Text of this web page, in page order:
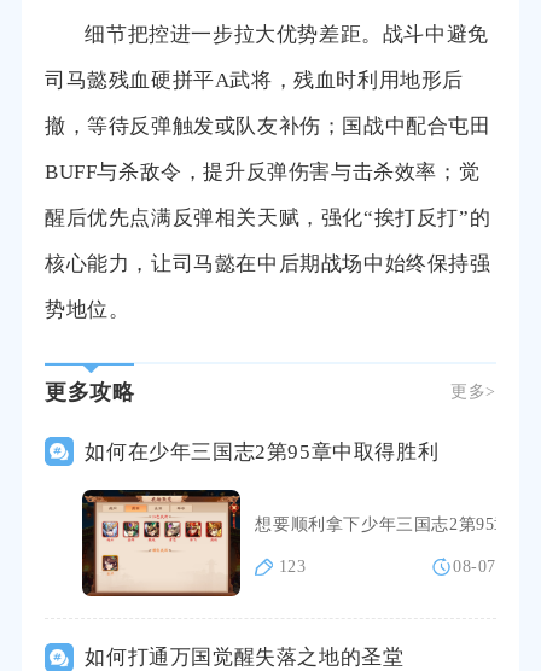
细节把控进一步拉大优势差距。战斗中避免
司马懿残血硬拼平A武将，残血时利用地形后
撤，等待反弹触发或队友补伤；国战中配合屯田
BUFF与杀敌令，提升反弹伤害与击杀效率；觉
醒后优先点满反弹相关天赋，强化“挨打反打”的
核心能力，让司马懿在中后期战场中始终保持强
势地位。
更多攻略 更多>
如何在少年三国志2第95章中取得胜利
想要顺利拿下少年三国志2第95章，
123 08-07
如何打通万国觉醒失落之地的圣堂